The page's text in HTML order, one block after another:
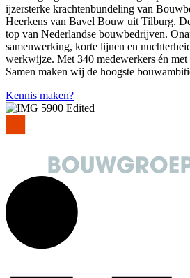
ijzersterke krachtenbundeling van
Heerkens van Bavel Bouw uit Tilburg.
top van Nederlandse bouwbedrijven.
samenwerking, korte lijnen en
werkwijze. Met 340 medewerkers én met
Samen maken wij de hoogste
Kennis maken?